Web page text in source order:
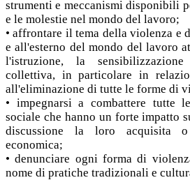
strumenti e meccanismi disponibili
e le molestie nel mondo del lavoro;
• affrontare il tema della violenza e
e all'esterno del mondo del lavoro
l'istruzione, la
collettiva, in particolare in
all'eliminazione di tutte le forme di
• impegnarsi a combattere tutte
sociale che hanno un forte impatto
discussione la loro acquisita o
economica;
• denunciare ogni forma di
nome di pratiche tradizionali e